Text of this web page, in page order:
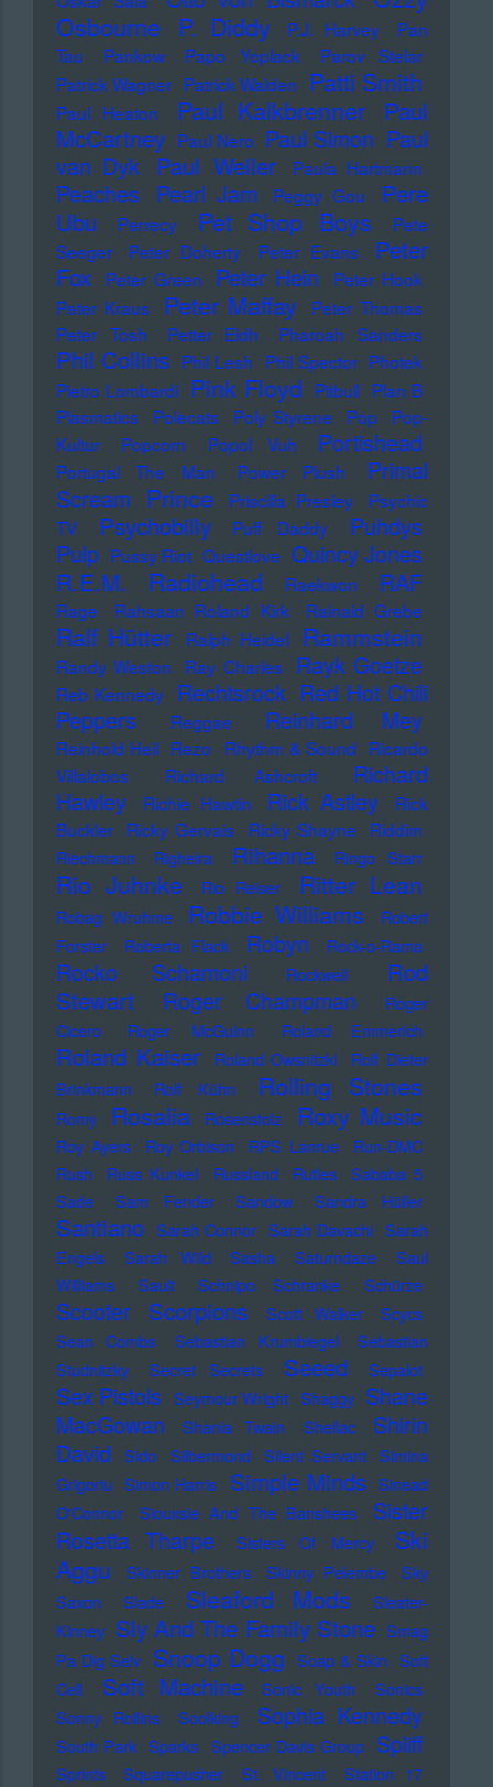
Osbourne
P. Diddy P.J. Harvey
Pan
Tau
Pankow Papo Yoplack
Parov Stelar
Patrick Wagner Patrick Walden Patti Smith
Paul Heaton Paul Kalkbrenner
Paul
McCartney Paul Nero Paul Simon Paul
van Dyk Paul Weller Paula Hartmann
Peaches Pearl Jam Peggy Gou
Pere
Ubu
Perrecy Pet Shop Boys
Pete
Seeger
Peter Doherty Peter Evans
Peter
Fox
Peter Green Peter Hein
Peter Hook
Peter Kraus
Peter Maffay
Peter Thomas
Peter Tosh
Petter Eldh Pharoah Sanders
Phil Collins Phil Lesh Phil Spector Photek
Pietro Lombardi
Pink Floyd Pitbull Plan B
Plasmatics
Polecats Poly Styrene Pop
Pop-
Kultur
Popcorn Popol Vuh Portishead
Portugal The Man Power Plush
Primal
Scream
Prince Priscilla Presley
Psychic
TV
Psychobilly Puff Daddy
Puhdys
Pulp Pussy Riot Questlove Quincy Jones
R.E.M. Radiohead Raekwon RAF
Rage Rahsaan Roland Kirk Rainald Grebe
Ralf Hütter Ralph Heidel Rammstein
Randy Weston Ray Charles Rayk Goetze
Reb Kennedy Rechtsrock Red Hot Chili
Peppers
Reggae Reinhard Mey
Reinhold Heil Rezo Rhythm & Sound Ricardo
Villalobos
Richard Ashcroft
Richard
Hawley
Richie Hawtin Rick Astley
Rick
Buckler
Ricky Gervais Ricky Shayne Riddim
Riechmann Righeira Rihanna Ringo Starr
Rio Juhnke Rio Reiser Ritter Lean
Robag Wruhme Robbie Williams
Robert
Forster
Roberta Flack Robyn Rock-o-Rama
Rocko Schamoni Rockwell
Rod
Stewart
Roger Champman
Roger
Cicero
Roger McGuinn Roland Emmerich
Roland Kaiser Roland Owsnitzki
Rolf Dieter
Brinkmann
Rolf Kühn Rolling Stones
Romy Rosalia Rosenstolz Roxy Music
Roy Ayers Roy Orbison RPS Lanrue
Run-DMC
Rush
Russ Kunkel Russland Rutles
Sababa 5
Sade
Sam Fender Sandow Sandra Hüller
Santiano Sarah Connor Sarah Davachi Sarah
Engels
Sarah Wild Sasha Saturndaze
Saul
Williams
Sault Schnipo Schranke Schürze
Scooter Scorpions Scott Walker
Scycs
Sean Combs
Sebastian Krumbiegel
Sebastian
Studnitzky
Secret Secrets Seeed Sepalot
Sex Pistols Seymour Wright Shaggy Shane
MacGowan
Shania Twain Shellac
Shirin
David
Sido Silbermond Silent Servant Simina
Grigoriu Simon Harris Simple Minds Sinead
O'Connor
Siouxsie And The Banshees
Sister
Rosetta Tharpe
Sisters Of Mercy
Ski
Aggu
Skinner Brothers Skinny Pelembe
Sky
Saxon
Slade Sleaford Mods
Sleater-
Kinney Sly And The Family Stone Smag
Pa Dig Selv Snoop Dogg Soap & Skin Soft
Cell
Soft Machine Sonic Youth
Sonics
Sonny Rollins
Soolking Sophia Kennedy
South Park Sparks Spencer Davis Group Spliff
Sprints Squarepusher St. Vincent
Station 17